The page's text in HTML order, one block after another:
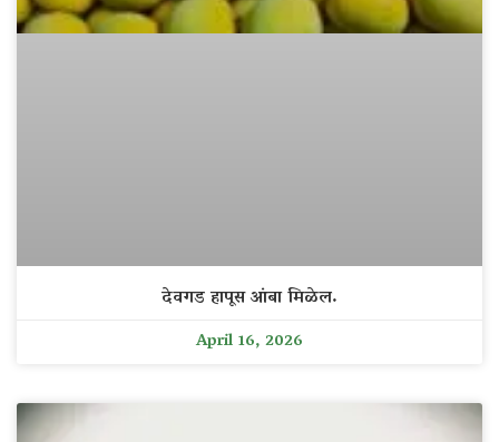
देवगड हापूस आंबा मिळेल.
April 16, 2026